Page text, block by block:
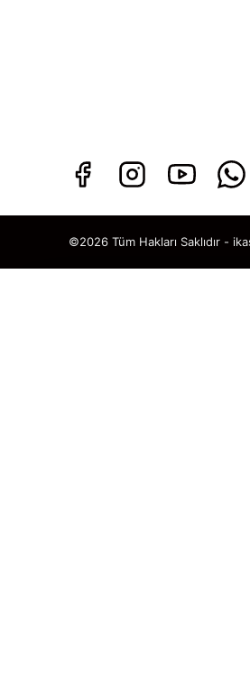
©2026 Tüm Hakları Saklıdır -